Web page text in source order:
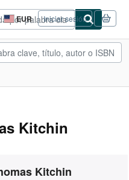
EUR
Preferencias
de
compra
del
Iniciar sesión
Kitchin
Kitchin